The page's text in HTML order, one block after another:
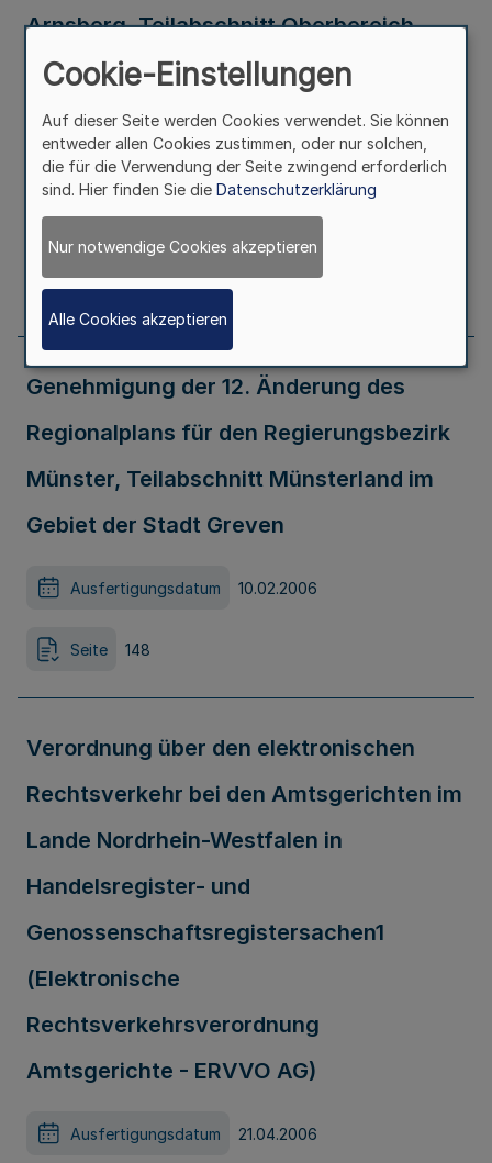
Arnsberg, Teilabschnitt Oberbereich
Dortmund - östlicher Teil (Kreis Soest
und Hochsauerlandkreis) - im Gebiet der
Stadt Sundern
Seite 147
Genehmigung der 12. Änderung des
Regionalplans für den Regierungsbezirk
Münster, Teilabschnitt Münsterland im
Gebiet der Stadt Greven
Ausfertigungsdatum 10.02.2006
Seite 148
Verordnung über den elektronischen
Rechtsverkehr bei den Amtsgerichten im
Lande Nordrhein-Westfalen in
Handelsregister- und
Genossenschaftsregistersachen1
(Elektronische
Rechtsverkehrsverordnung
Amtsgerichte - ERVVO AG)
Ausfertigungsdatum 21.04.2006
Cookie-Einstellungen
Auf dieser Seite werden Cookies verwendet. Sie können
entweder allen Cookies zustimmen, oder nur solchen,
die für die Verwendung der Seite zwingend erforderlich
sind. Hier finden Sie die Datenschutzerklärung
Nur notwendige Cookies akzeptieren
Alle Cookies akzeptieren